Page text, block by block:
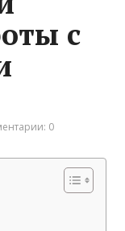
с
0